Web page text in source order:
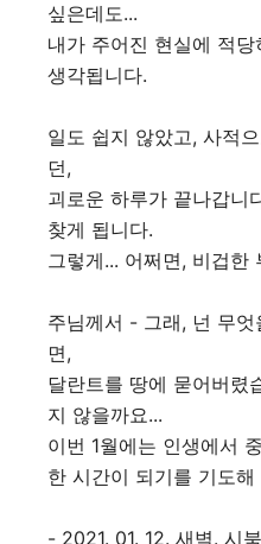
싶은데도...
내가 주어진 현실에 적
생각됩니다.
일도 쉽지 않았고, 사적
던,
괴로운 하루가 끝나갑니
찾게 됩니다.
그렇게... 어쩌면, 비겁한
주님께서 - 그래, 넌 무
면,
달란트를 땅에 묻어버렸
지 않을까요...
이번 1월에는 인생에서
한 시간이 되기를 기도해
- 2021. 01. 12. 새벽. 시